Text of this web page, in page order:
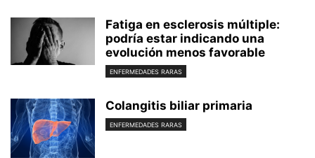
Fatiga en esclerosis múltiple:
podría estar indicando una
evolución menos favorable
ENFERMEDADES RARAS
Colangitis biliar primaria
ENFERMEDADES RARAS